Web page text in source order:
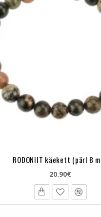
RODONIIT käekett (pärl 8
20.90€